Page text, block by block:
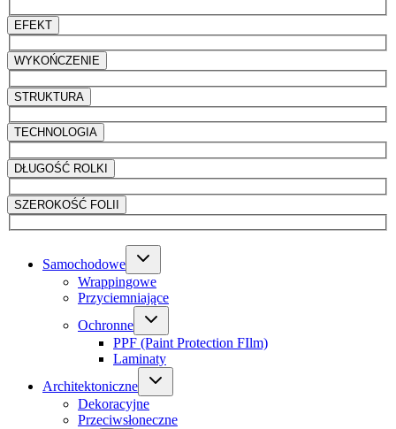
EFEKT
WYKOŃCZENIE
STRUKTURA
TECHNOLOGIA
DŁUGOŚĆ ROLKI
SZEROKOŚĆ FOLII
Samochodowe
Wrappingowe
Przyciemniające
Ochronne
PPF (Paint Protection FIlm)
Laminaty
Architektoniczne
Dekoracyjne
Przeciwsłoneczne